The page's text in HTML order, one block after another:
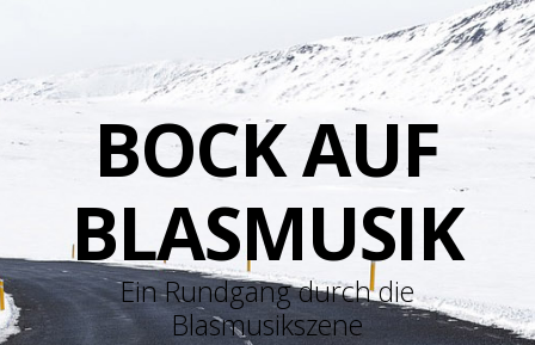
BOCK AUF
BLASMUSIK
Ein Rundgang durch die
Blasmusikszene